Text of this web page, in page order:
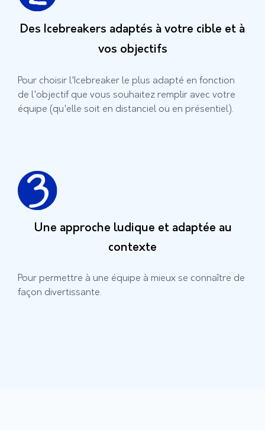
Des Icebreakers adaptés à votre cible et à
vos objectifs
Pour choisir l'Icebreaker le plus adapté en fonction
de l'objectif que vous souhaitez remplir avec votre
équipe (qu'elle soit en distanciel ou en présentiel).
Une approche ludique et adaptée au
contexte
Pour permettre à une équipe à mieux se connaître de
façon divertissante.